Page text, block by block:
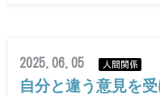
2025.06.05 人間関係
自分と違う意見を